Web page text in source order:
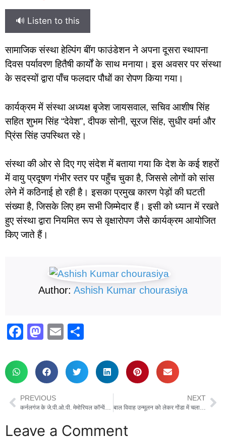
🔊 Listen to this
सामाजिक संस्था हेल्पिंग बींग फाउंडेशन ने अपना दूसरा स्थापना
दिवस पर्यावरण हितैषी कार्यों के साथ मनाया। इस अवसर पर संस्था
के सदस्यों द्वारा पाँच फलदार पौधों का रोपण किया गया।
कार्यक्रम में संस्था अध्यक्ष बृजेश जायसवाल, सचिव आशीष सिंह
सहित शुभम सिंह “देवेश”, दीपक सोनी, सूरज सिंह, सुधीर वर्मा और
प्रिंस सिंह उपस्थित रहे।
संस्था की ओर से दिए गए संदेश में बताया गया कि देश के कई शहरों
में वायु प्रदूषण गंभीर स्तर पर पहुँच चुका है, जिससे लोगों को सांस
लेने में कठिनाई हो रही है। इसका प्रमुख कारण पेड़ों की घटती
संख्या है, जिसके लिए हम सभी जिम्मेदार हैं। इसी को ध्यान में रखते
हुए संस्था द्वारा नियमित रूप से वृक्षारोपण जैसे कार्यक्रम आयोजित
किए जाते हैं।
Author: Ashish Kumar chourasiya
F
c
e
b
o
o
M
st
o
d
o
n
E
ail ar
e
PREVIOUS NEXT
बाल विवाह उन्मूलन को लेकर गोंडा में चला जागरूकता अभियान, प्रचार वाहन रवाना
Leave a Comment